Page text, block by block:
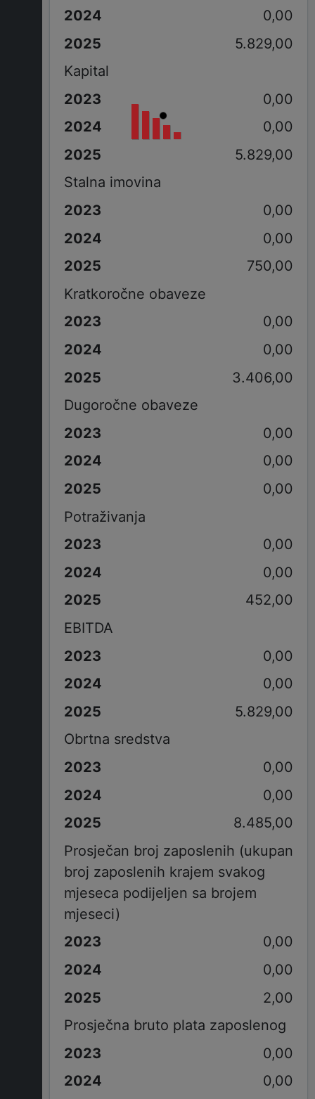
0,00
5.829,00
Kapital
0,00
0,00
5.829,00
Stalna imovina
0,00
0,00
750,00
Kratkoročne obaveze
0,00
0,00
3.406,00
Dugoročne obaveze
0,00
0,00
0,00
Potraživanja
0,00
0,00
452,00
EBITDA
0,00
0,00
5.829,00
Obrtna sredstva
0,00
0,00
8.485,00
Prosječan broj zaposlenih (ukupan
broj zaposlenih krajem svakog
mjeseca podijeljen sa brojem
mjeseci)
0,00
0,00
2,00
Prosječna bruto plata zaposlenog
0,00
0,00